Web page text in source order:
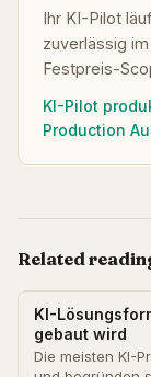
Ihr KI-Pilot
zuverlässig
Festpreis-
KI-Pilot
Production
Related
KI-
gebaut wird
Die meisten KI-